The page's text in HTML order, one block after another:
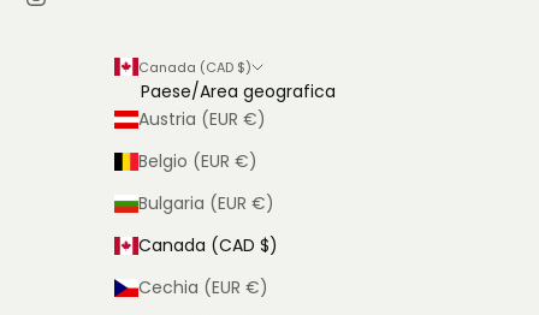
Canada (CAD $)
Paese/Area geografica
Austria (EUR €)
Belgio (EUR €)
Bulgaria (EUR €)
Canada (CAD $)
Cechia (EUR €)